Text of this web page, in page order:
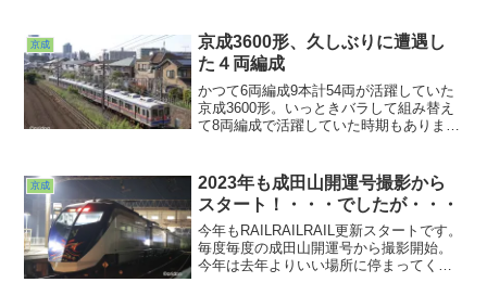
と、もう一戦交えるか、ということで東
中山で途中下車。競馬開催日以外は実に
静かな緩急接続駅。
京成
京成3600形、久しぶりに遭遇し
た４両編成
かつて6両編成9本計54両が活躍していた
京成3600形。いっときバラして組み替え
て8両編成で活躍していた時期もありまし
しまいました。
京成
2023年も成田山開運号撮影から
スタート！・・・でしたが・・・
今年もRAILRAILRAIL更新スタートです。
毎度毎度の成田山開運号から撮影開始。
今年は去年よりいい場所に停まってくれ